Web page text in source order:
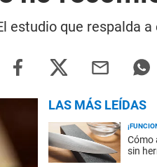
estudio que respalda
LAS MÁS LEÍDAS
Cómo
sin